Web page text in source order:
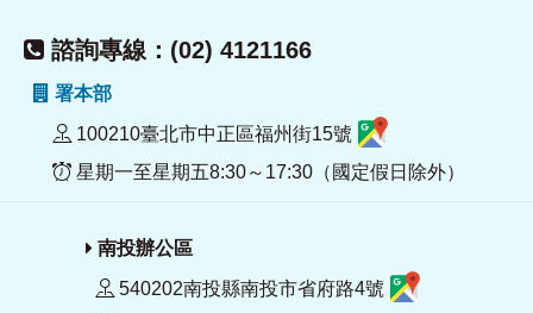
諮詢專線：(02) 4121166
署本部
100210臺北市中正區福州街15號
星期一至星期五8:30～17:30（國定假日除外）
南投辦公區
540202南投縣南投市省府路4號